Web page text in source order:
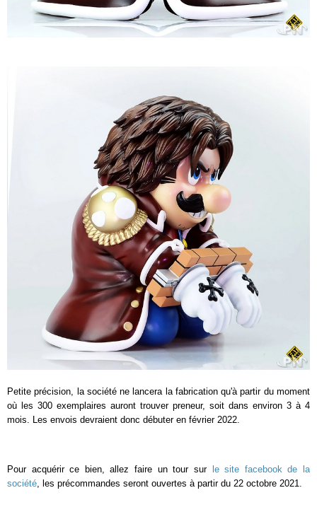
Petite précision, la société ne lancera la fabrication qu'à partir du moment
où les 300 exemplaires auront trouver preneur, soit dans environ 3 à 4
mois. Les envois devraient donc débuter en février 2022.
Pour acquérir ce bien, allez faire un tour sur
le site facebook de la
société, les précommandes seront ouvertes à partir du 22 octobre 2021.